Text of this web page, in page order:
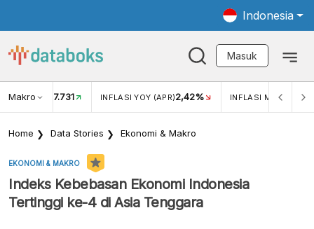
Indonesia
Masuk
Makro
USD/IDR 17.731 INFLASI YOY (APR)2,42% INFLASI MOM (APR)
Home Data Stories Ekonomi & Makro
EKONOMI & MAKRO
Indeks Kebebasan Ekonomi Indonesia
Tertinggi ke-4 di Asia Tenggara